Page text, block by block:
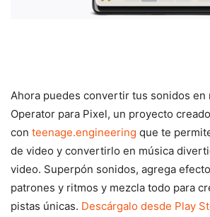
Ahora puedes convertir tus sonidos en
Operator para Pixel, un proyecto
con teenage.engineering que te
de video y convertirlo en música
video. Superpón sonidos, agrega
patrones y ritmos y mezcla todo para
pistas únicas. Descárgalo desde Play